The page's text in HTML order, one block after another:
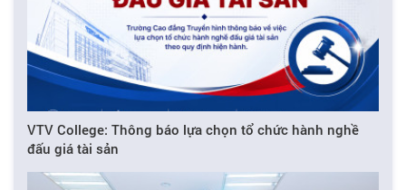
VTV College: Thông báo lựa chọn tổ chức hành nghề
đấu giá tài sản